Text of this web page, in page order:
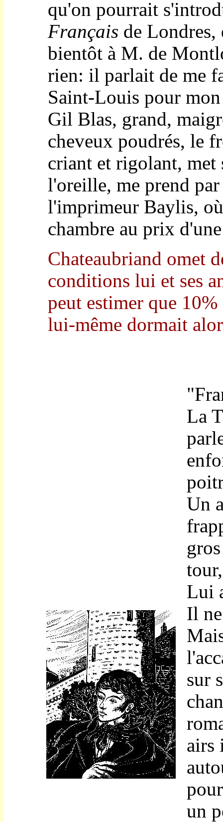
qu'on pourrait
Français de Londres,
bientôt à M. de
rien: il parlait de me
Saint-Louis pour
Gil Blas, grand,
cheveux poudrés, le
criant et rigolant, met
l'oreille, me prend
l'imprimeur Baylis,
chambre au prix
Chateaubriand omet
conditions lui et ses
peut estimer que
lui-même dormait
La
Un
Lui
Il
sur
airs
un